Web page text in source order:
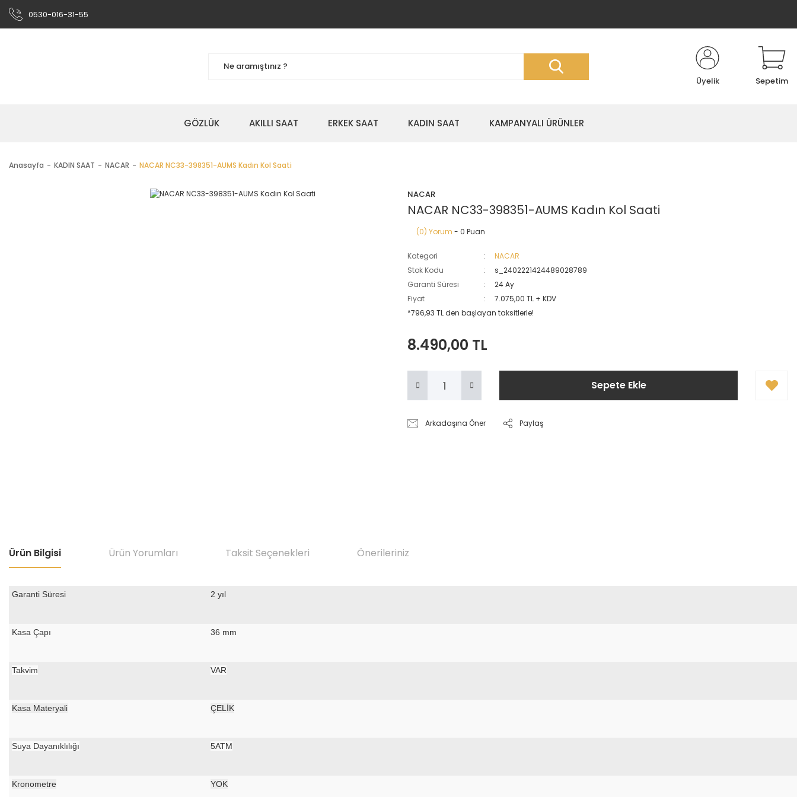
0530-016-31-55
Üyelik Sepetim
GÖZLÜK AKILLI SAAT ERKEK SAAT KADIN SAAT KAMPANYALI ÜRÜNLER
Anasayfa KADIN SAAT NACAR NACAR NC33-398351-AUMS Kadın Kol Saati
NACAR
NACAR NC33-398351-AUMS Kadın Kol Saati
(0) Yorum - 0 Puan
Kategori
NACAR
Stok Kodu
s_2402221424489028789
Garanti Süresi
24 Ay
Fiyat
7.075,00 TL + KDV
*796,93 TL den başlayan taksitlerle!
8.490,00 TL
Sepete Ekle
Arkadaşına Öner Paylaş
Ürün Bilgisi Ürün Yorumları Taksit Seçenekleri Önerileriniz
Garanti Süresi 2 yıl
Kasa Çapı 36 mm
Takvim VAR
Kasa Materyali ÇELİK
Suya Dayanıklılığı 5ATM
Kronometre YOK